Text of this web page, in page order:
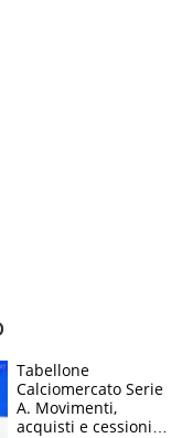
Tabellone
Calciomercato Serie
A. Movimenti,
acquisti e cessioni: